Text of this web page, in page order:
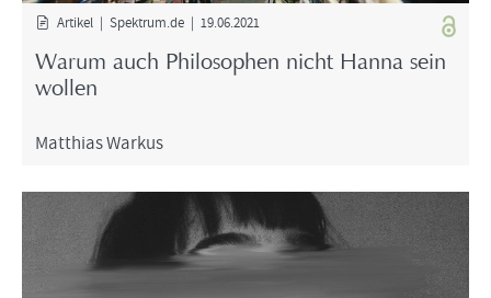
Ar­ti­kel | Spek­trum.de | 19.06.2021
Warum auch Phi­lo­so­phen nicht Hanna sein
wol­len
Mat­thi­as War­kus